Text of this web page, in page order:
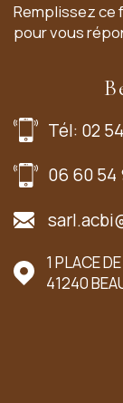
Remplissez ce
pour vous
Tél: 02
06 60 54
1 PLACE
41240